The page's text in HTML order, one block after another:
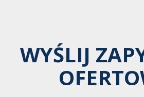
WYŚLIJ